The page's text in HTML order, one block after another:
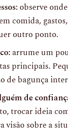
observe
comida,
outro ponto.
arrume um
principais.
de bagunça
de
trocar ideia
visão sobre a